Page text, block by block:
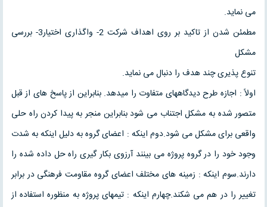
می نماید.
مطمئن شدن از تاکید بر روی اهداف شرکت 2- واگذاری اختیار3- بررسی
مشکل
تنوع پذیری چند هدف را دنبال می نماید.
اولاً : اجازه طرح دیدگاههای متفاوت را میدهد. بنابراین از پاسخ های از قبل
متصور شده به مشکل اجتناب می شود بنابراین منجر به پیدا کردن راه حلی
واقعی برای مشکل می شود.دوم اینکه : اعضای گروه به دلیل اینکه به شدت
وجود خود را در گروه پروژه می بینند آرزوی بکار گیری راه حل داده شده را
دارند.سوم اینکه : زمینه های مختلف اعضای گروه مقاومت فرهنگی در برابر
تغییر را در هم می شکند.چهارم اینکه : تیمهای پروژه به منظوره استفاده از